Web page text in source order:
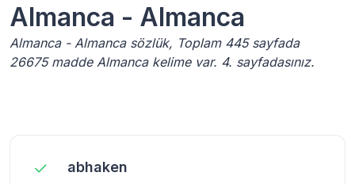
Almanca - Almanca
Almanca - Almanca sözlük, Toplam 445 sayfada
26675 madde Almanca kelime var. 4. sayfadasınız.
abhaken